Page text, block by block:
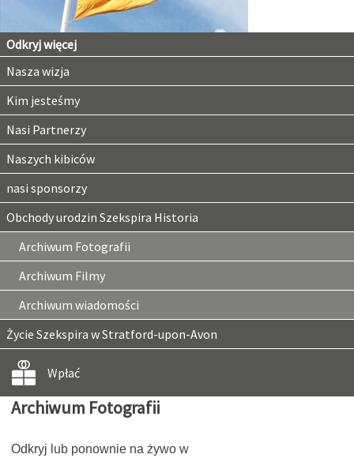
Odkryj więcej
Nasza wizja
Kim jesteśmy
Nasi Partnerzy
Naszych kibiców
nasi sponsorzy
Obchody urodzin Szekspira Historia
Archiwum Fotografii
Archiwum Filmy
Archiwum wiadomości
Życie Szekspira w Stratford-upon-Avon
Wpłać
Archiwum Fotografii
Odkryj lub ponownie na żywo w